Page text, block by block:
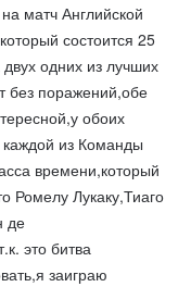
матч Английской
состоится 25
одних из лучших
без поражений,обе
обоих
из Команды
времени,который
Ромелу Лукаку,Тиаго
де
это битва
заиграю